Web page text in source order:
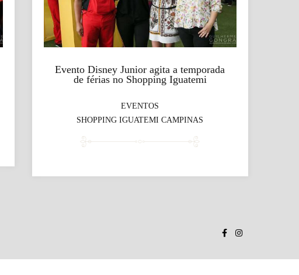
Evento Disney Junior agita a temporada
de férias no Shopping Iguatemi
EVENTOS
SHOPPING IGUATEMI CAMPINAS